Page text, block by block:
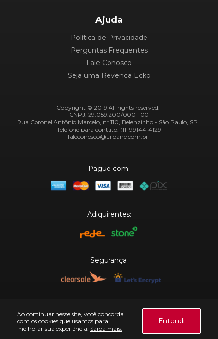
Ao continuar nesse site, você concorda
com os cookies que usamos para
melhorar sua experiência. Saiba mais.
Entendi
Ajuda
Política de Privacidade
Perguntas Frequentes
Fale Conosco
Seja uma Revenda Ecko
Copyright © 2019 All rights reserved.
CNPJ: 29.059.200/0001-00
Rua Coronel Antônio Marcelo, nº 110, Belenzinho - São Paulo, SP.
Telefone para contato: (11) 99144-4129
faleconosco@urbane.com.br
Pague com:
Adiquirentes:
Segurança: